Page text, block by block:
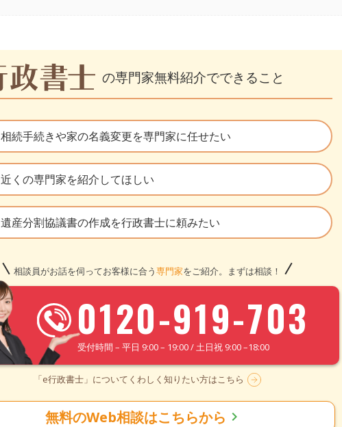
の専門家無料紹介でできること
相続手続きや家の名義変更を専門家に任せたい
近くの専門家を紹介してほしい
遺産分割協議書の作成を行政書士に頼みたい
相談員がお話を伺ってお客様に合う専門家をご紹介。まずは相談！
0120-919-703
受付時間 – 平日 9:00 – 19:00 / 土日祝 9:00 –18:00
「e行政書士」についてくわしく知りたい方はこちら
無料のWeb相談はこちらから chevron_right